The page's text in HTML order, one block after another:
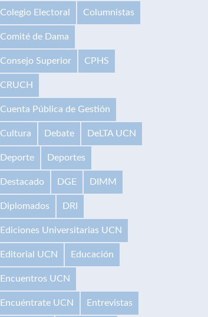
Colegio Electoral Columnistas
Comité de Dama
Consejo Superior CPHS
CRUCH
Cuenta Pública de Gestión
Cultura Debate DeLTA UCN
Deporte Deportes
Destacado DGE DIMM
Diplomados DRI
Ediciones Universitarias UCN
Editorial UCN Educación
Encuentros UCN
Encuéntrate UCN Entrevistas